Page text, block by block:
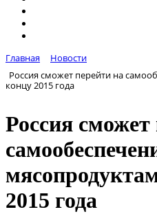
Главная
Новости
Россия сможет перейти на
концу 2015 года
Россия сможет
2015 года